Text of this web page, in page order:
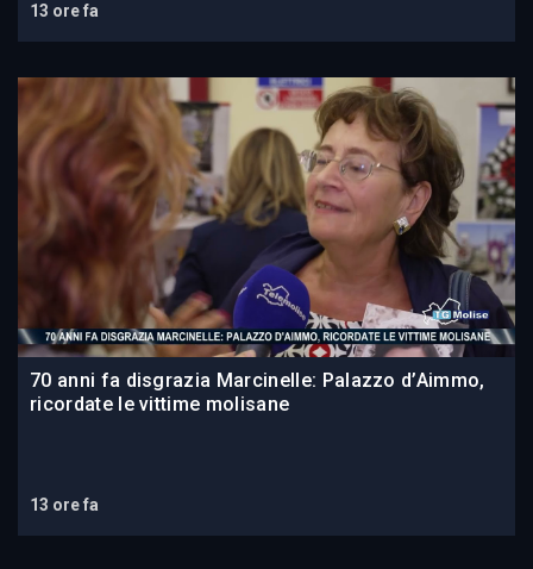
13 ore fa
70 anni fa disgrazia Marcinelle: Palazzo d’Aimmo,
ricordate le vittime molisane
13 ore fa